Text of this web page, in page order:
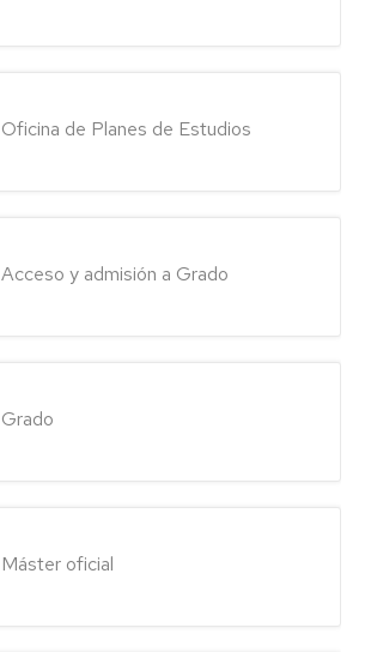
Oficina de Planes de Estudios
Acceso y admisión a Grado
Grado
Máster oficial